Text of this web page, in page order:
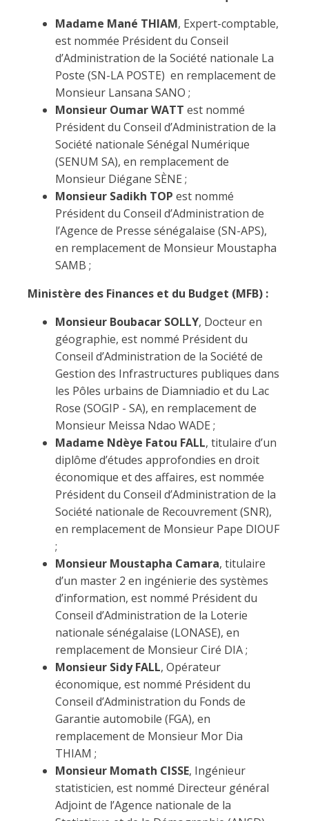
Madame Mané THIAM, Expert-comptable,
est nommée Président du Conseil
d’Administration de la Société nationale La
Poste (SN-LA POSTE) en remplacement de
Monsieur Lansana SANO ;
Monsieur Oumar WATT est nommé
Président du Conseil d’Administration de la
Société nationale Sénégal Numérique
(SENUM SA), en remplacement de
Monsieur Diégane SÈNE ;
Monsieur Sadikh TOP est nommé
Président du Conseil d’Administration de
l’Agence de Presse sénégalaise (SN-APS),
en remplacement de Monsieur Moustapha
SAMB ;
Ministère des Finances et du Budget (MFB) :
Monsieur Boubacar SOLLY, Docteur en
géographie, est nommé Président du
Conseil d’Administration de la Société de
Gestion des Infrastructures publiques dans
les Pôles urbains de Diamniadio et du Lac
Rose (SOGIP - SA), en remplacement de
Monsieur Meissa Ndao WADE ;
Madame Ndèye Fatou FALL, titulaire d’un
diplôme d’études approfondies en droit
économique et des affaires, est nommée
Président du Conseil d’Administration de la
Société nationale de Recouvrement (SNR),
en remplacement de Monsieur Pape DIOUF
;
Monsieur Moustapha Camara, titulaire
d’un master 2 en ingénierie des systèmes
d’information, est nommé Président du
Conseil d’Administration de la Loterie
nationale sénégalaise (LONASE), en
remplacement de Monsieur Ciré DIA ;
Monsieur Sidy FALL, Opérateur
économique, est nommé Président du
Conseil d’Administration du Fonds de
Garantie automobile (FGA), en
remplacement de Monsieur Mor Dia
THIAM ;
Monsieur Momath CISSE, Ingénieur
statisticien, est nommé Directeur général
Adjoint de l’Agence nationale de la